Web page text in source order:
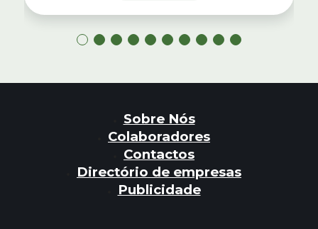
Sobre Nós
Colaboradores
Contactos
Directório de empresas
Publicidade